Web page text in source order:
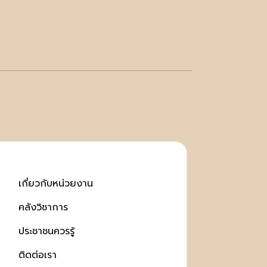
เกี่ยวกับหน่วยงาน
คลังวิชาการ
ประชาชนควรรู้
ติดต่อเรา